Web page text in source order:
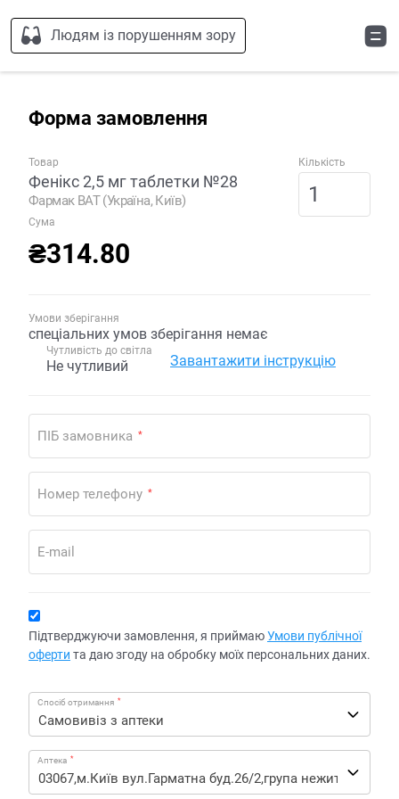
Людям із порушенням зору
Форма замовлення
Товар
Фенікс 2,5 мг таблетки №28
Фармак ВАТ (Україна, Київ)
Кількість
Сума
₴314.80
Умови зберігання
спеціальних умов зберігання немає
Чутливість до світла
Не чутливий Завантажити інструкцію
ПІБ замовника *
Номер телефону *
E-mail
Підтверджуючи замовлення, я приймаюУмови публічної
оферти та даю згоду на обробку моїх персональних даних.
Спосіб отримання *
Аптека *